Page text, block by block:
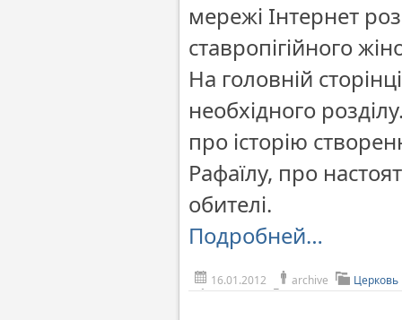
мережі Інтернет
ставропігійного
На головній
необхідного
про історію
Рафаїлу, про
обителі.
Подробней…
16.01.2012 archive